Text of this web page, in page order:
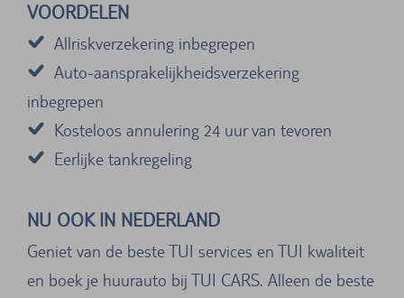
VOORDELEN
Allriskverzekering inbegrepen
Auto-aansprakelijkheidsverzekering
inbegrepen
Kosteloos annulering 24 uur van tevoren
Eerlijke tankregeling
NU OOK IN NEDERLAND
Geniet van de beste TUI services en TUI kwaliteit
en boek je huurauto bij TUI CARS. Alleen de beste